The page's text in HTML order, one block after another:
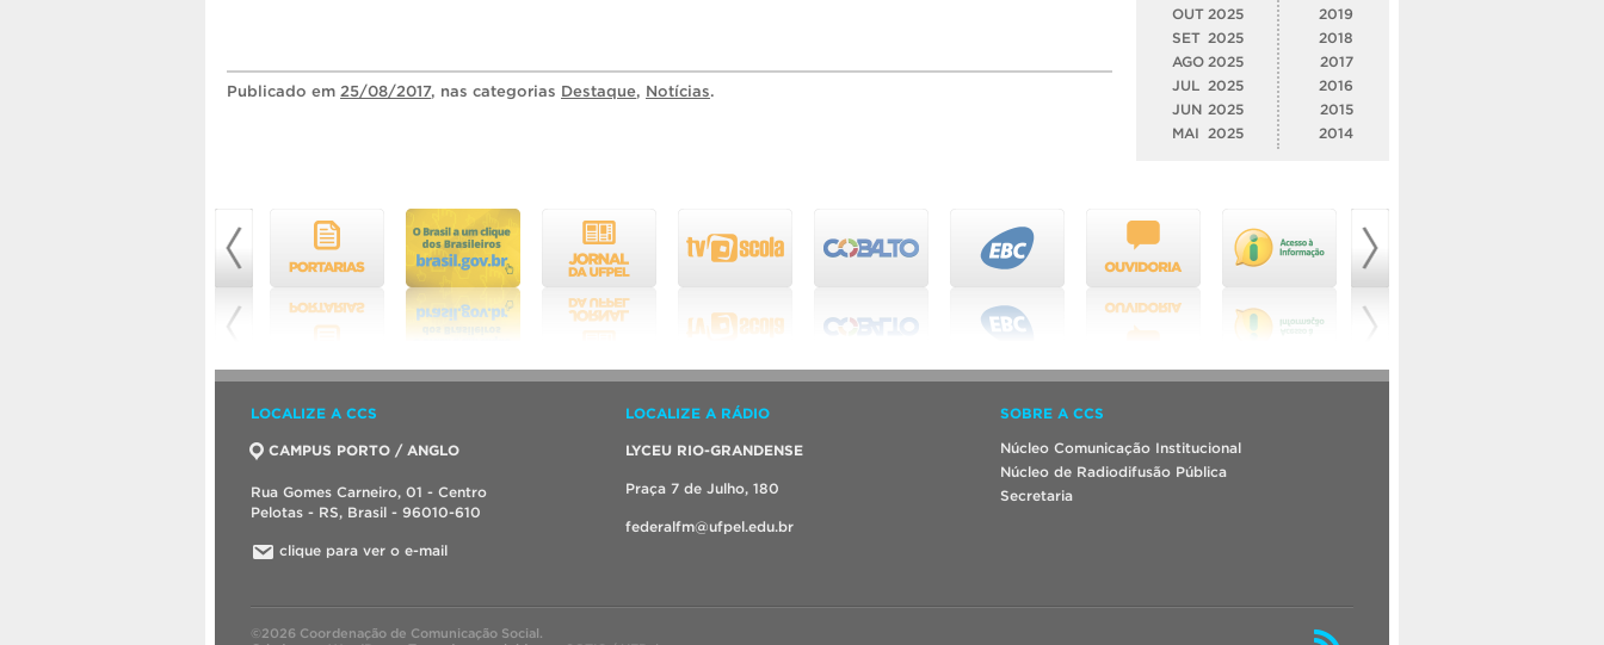
Publicado em 25/08/2017, nas categorias Destaque, Notícias.
OUT 2025
SET 2025
AGO 2025
JUL
2025
JUN 2025
MAI
2025
2019
2018
2017
2016
2015
2014
LOCALIZE A CCS
CAMPUS PORTO / ANGLO
Rua Gomes Carneiro, 01 - Centro
Pelotas - RS, Brasil - 96010-610
clique para ver o e-mail
LOCALIZE A RÁDIO
LYCEU RIO-GRANDENSE
Praça 7 de Julho, 180
federalfm@ufpel.edu.br
SOBRE A CCS
Núcleo Comunicação Institucional
Núcleo de Radiodifusão Pública
Secretaria
©2026 Coordenação de Comunicação Social.